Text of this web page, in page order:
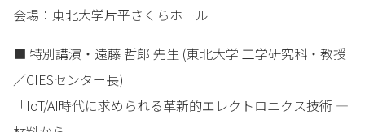
会場：東北大学片平さくらホール
■ 特別講演・遠藤 哲郎 先生 (東北大学 工学研究科・教授
／CIESセンター長)
「IoT/AI時代に求められる革新的エレクトロニクス技術 ―